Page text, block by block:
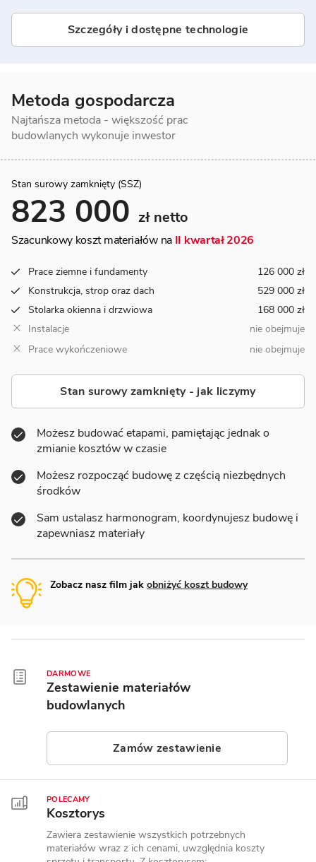
Metoda gospodarcza
Najtańsza metoda - większość prac
budowlanych wykonuje inwestor
Stan surowy zamknięty (SSZ)
823 000 zł netto
Szacunkowy koszt materiałów na II kwartał 2026
Prace ziemne i fundamenty
126 000 zł
Konstrukcja, strop oraz dach
529 000 zł
Stolarka okienna i drzwiowa
168 000 zł
Instalacje
nie obejmuje
Prace wykończeniowe
nie obejmuje
Stan surowy zamknięty - jak liczymy
Możesz budować etapami, pamiętając jednak o
zmianie kosztów w czasie
Możesz rozpocząć budowę z częścią niezbędnych
środków
Sam ustalasz harmonogram, koordynujesz budowę i
zapewniasz materiały
Zobacz nasz film jak obniżyć koszt budowy
Szczegóły i dostępne technologie
DARMOWE
Zestawienie materiałów
budowlanych
Zamów zestawienie
POLECAMY
Kosztorys
Zawiera zestawienie wszystkich potrzebnych
materiałów wraz z ich cenami, uwzględnia koszty